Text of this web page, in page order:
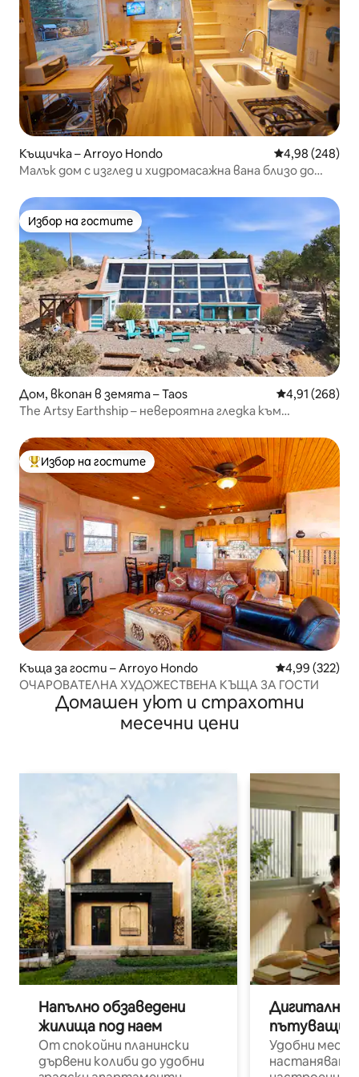
Къщичка – Arroyo Hondo Средна
4,98 (248)
Малък дом с изглед и хидромасажна вана близо до
Избор на гостите
Избор на гостите
Дом, вкопан в земята – Taos Средна
4,91 (268)
The Artsy Earthship – невероятна гледка към
Най-популярен избор на гостите
Избор на гостите
Къща за гости – Arroyo Hondo Средна
4,99 (322)
ОЧАРОВАТЕЛНА ХУДОЖЕСТВЕНА КЪЩА ЗА ГОСТИ
Домашен уют и страхотни
месечни цени
Напълно обзаведени
жилища под наем
От спокойни планински
дървени колиби до удобни
Дигитални
пътуващи
Удобни
настаняване